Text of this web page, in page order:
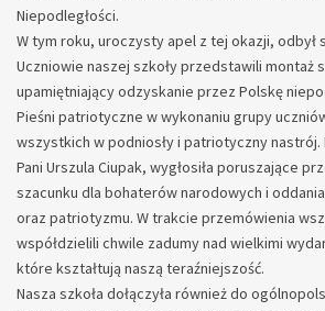
Niepodległości.
W tym roku, uroczysty apel z tej okazji, odbył
Uczniowie naszej szkoły przedstawili montaż
upamiętniający odzyskanie przez Polskę
Pieśni patriotyczne w wykonaniu grupy
wszystkich w podniosły i patriotyczny nastrój.
Pani Urszula Ciupak, wygłosiła poruszające
szacunku dla bohaterów narodowych i
oraz patriotyzmu. W trakcie przemówienia
współdzielili chwile zadumy nad wielkimi
które kształtują naszą teraźniejszość.
Nasza szkoła dołączyła również do